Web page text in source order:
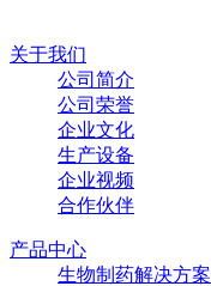
关于我们
公司简介
公司荣誉
企业文化
生产设备
企业视频
合作伙伴
产品中心
生物制药解决方案